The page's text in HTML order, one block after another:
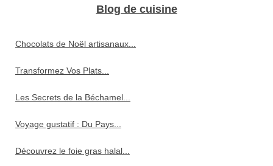
Blog de cuisine
Chocolats de Noël artisanaux...
Transformez Vos Plats...
Les Secrets de la Béchamel...
Voyage gustatif : Du Pays...
Découvrez le foie gras halal...